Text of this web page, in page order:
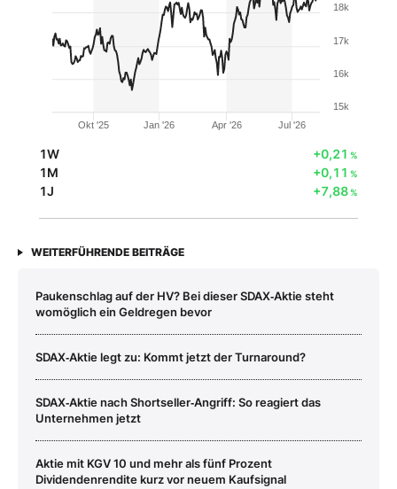
Okt '25 Jan '26 Apr '26 Jul '26
15k
16k
17k
18k
1W +0,21 %
1M +0,11 %
1J +7,88%
WEITERFÜHRENDE BEITRÄGE
Paukenschlag auf der HV? Bei dieser SDAX‑Aktie steht
womöglich ein Geldregen bevor
SDAX‑Aktie legt zu: Kommt jetzt der Turnaround?
SDAX‑Aktie nach Shortseller‑Angriff: So reagiert das
Unternehmen jetzt
Aktie mit KGV 10 und mehr als fünf Prozent
Dividendenrendite kurz vor neuem Kaufsignal